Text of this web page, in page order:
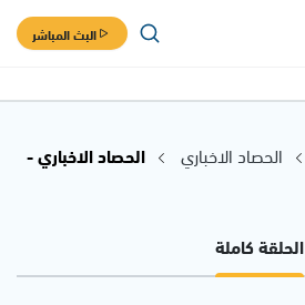
البث المباشر
الحصاد الاخباري
الحصاد الاخباري -
الحلقة كاملة